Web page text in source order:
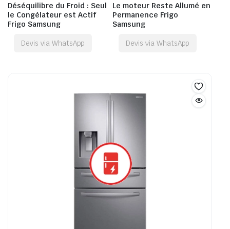
Déséquilibre du Froid : Seul
le Congélateur est Actif
Frigo Samsung
Devis via WhatsApp
Le moteur Reste Allumé en
Permanence Frigo
Samsung
Devis via WhatsApp